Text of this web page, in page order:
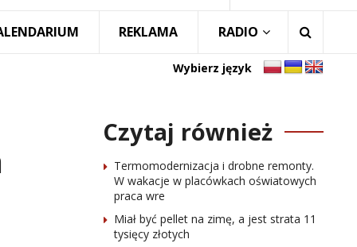
REKLAMA RADIO
Wybierz język
Czytaj również
Termomodernizacja i drobne remonty.
W wakacje w placówkach oświatowych
praca wre
Miał być pellet na zimę, a jest strata 11
tysięcy złotych